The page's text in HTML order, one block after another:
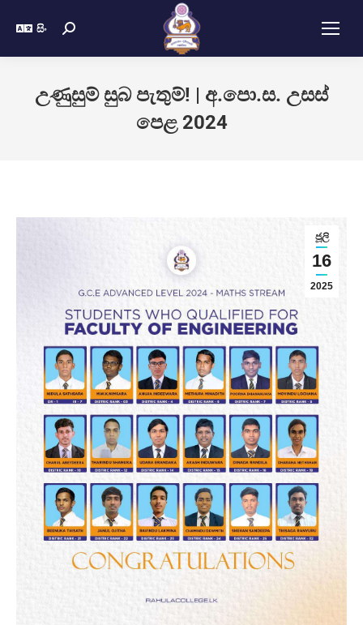
සිං
උණුසුම් සුබ පැතුම්! | අ.පො.ස. උසස්
පෙළ 2024
ජූලි
16
2025